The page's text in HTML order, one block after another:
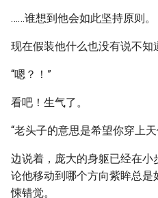
……谁想到他会如此坚持原则。
现在假装他什么也没有说不知
“嗯？！”
看吧！生气了。
“老头子的意思是希望你穿上
边说着，庞大的身躯已经在
论他移动到哪个方向紫眸总
悚错觉。